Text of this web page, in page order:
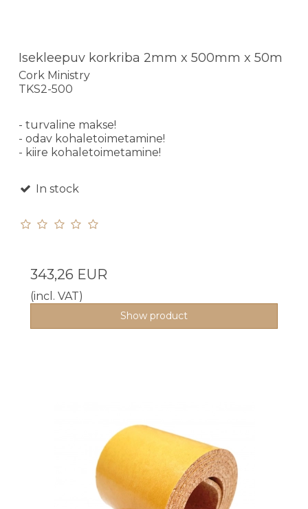
Isekleepuv korkriba 2mm x 500mm x 50m
Cork Ministry
TKS2-500
- turvaline makse!
- odav kohaletoimetamine!
- kiire kohaletoimetamine!
In stock
343,26 EUR
(incl. VAT)
Show product